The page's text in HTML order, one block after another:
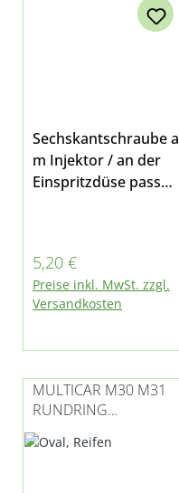
Sechskantschraube a
m Injektor / an der
Einspritzdüse passen
Regulärer Preis:
5,20 €
Preise inkl. MwSt. zzgl.
Versandkosten
MULTICAR M30 M31
RUNDRING
(VERSTÄRKUNG
ÖLWANNE)